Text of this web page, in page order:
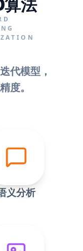
代模型，
度。
义分析